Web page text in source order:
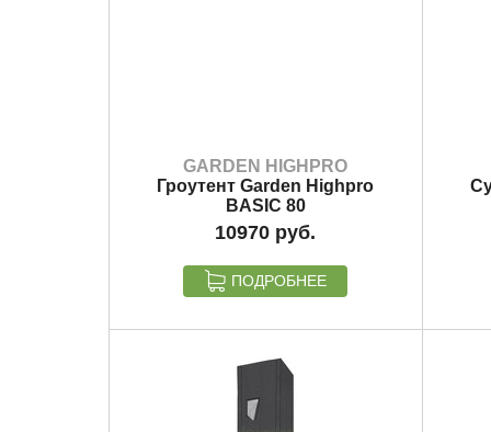
GARDEN HIGHPRO
Гроутент Garden Highpro
BASIC 80
10970
ПОДРОБНЕЕ